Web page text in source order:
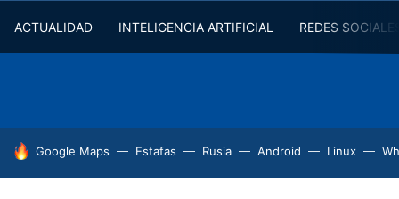
ACTUALIDAD INTELIGENCIA ARTIFICIAL REDES
HOY SE HABLA DE
Google Maps Estafas Rusia Android Linux